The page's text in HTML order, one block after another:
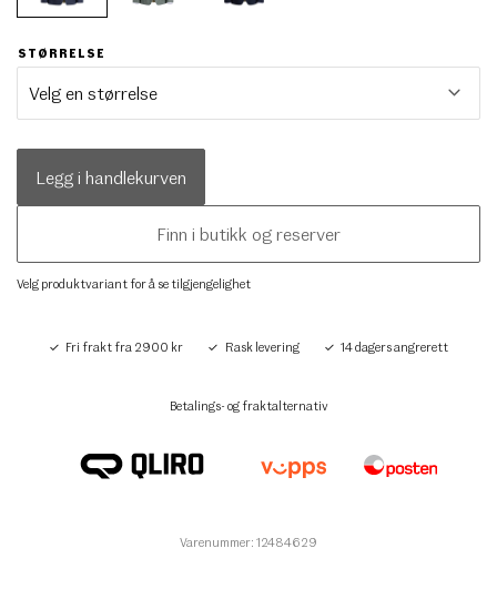
STØRRELSE
Legg i handlekurven
Finn i butikk og reserver
Velg produktvariant for å se tilgjengelighet
Fri frakt fra 2900 kr Rask levering 14 dagers angrerett
Betalings- og fraktalternativ
Varenummer: 12484629